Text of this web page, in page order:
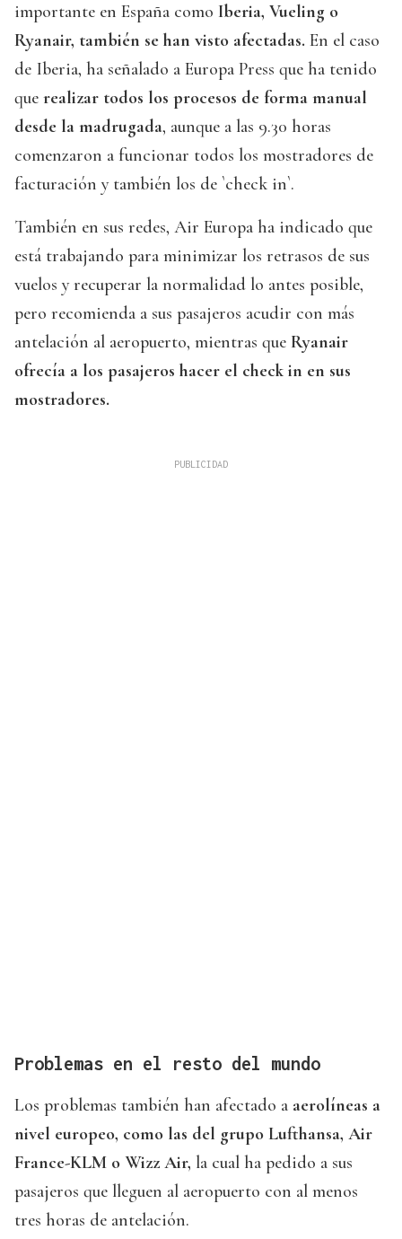
importante en España como Iberia, Vueling o
Ryanair, también se han visto afectadas. En el caso
de Iberia, ha señalado a Europa Press que ha tenido
que realizar todos los procesos de forma manual
desde la madrugada, aunque a las 9.30 horas
comenzaron a funcionar todos los mostradores de
facturación y también los de `check in`.
También en sus redes, Air Europa ha indicado que
está trabajando para minimizar los retrasos de sus
vuelos y recuperar la normalidad lo antes posible,
pero recomienda a sus pasajeros acudir con más
antelación al aeropuerto, mientras que Ryanair
ofrecía a los pasajeros hacer el check in en sus
mostradores.
Problemas en el resto del mundo
Los problemas también han afectado a aerolíneas a
nivel europeo, como las del grupo Lufthansa, Air
France-KLM o Wizz Air, la cual ha pedido a sus
pasajeros que lleguen al aeropuerto con al menos
tres horas de antelación.